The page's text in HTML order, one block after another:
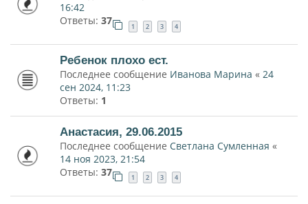
16:42
Ответы: 37 1 2 3 4
Ребенок плохо ест.
Последнее сообщение Иванова Марина « 24
сен 2024, 11:23
Ответы: 1
Анастасия, 29.06.2015
Последнее сообщение Светлана Сумленная «
14 ноя 2023, 21:54
Ответы: 37 1 2 3 4